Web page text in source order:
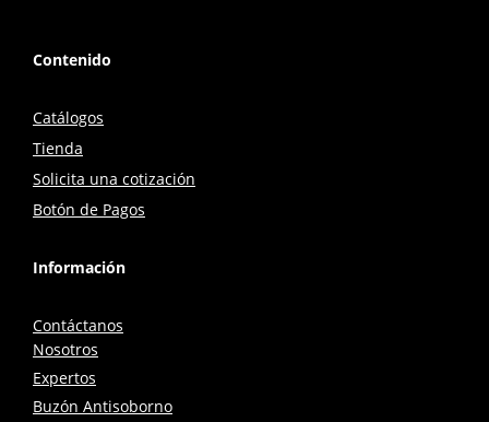
Contenido
Catálogos
Tienda
Solicita una cotización
Botón de Pagos
Información
Contáctanos
Nosotros
Expertos
Buzón Antisoborno